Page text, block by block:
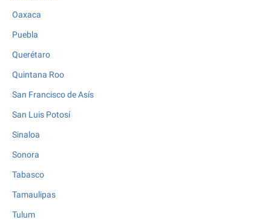
Oaxaca
Puebla
Querétaro
Quintana Roo
San Francisco de Asís
San Luis Potosí
Sinaloa
Sonora
Tabasco
Tamaulipas
Tulum